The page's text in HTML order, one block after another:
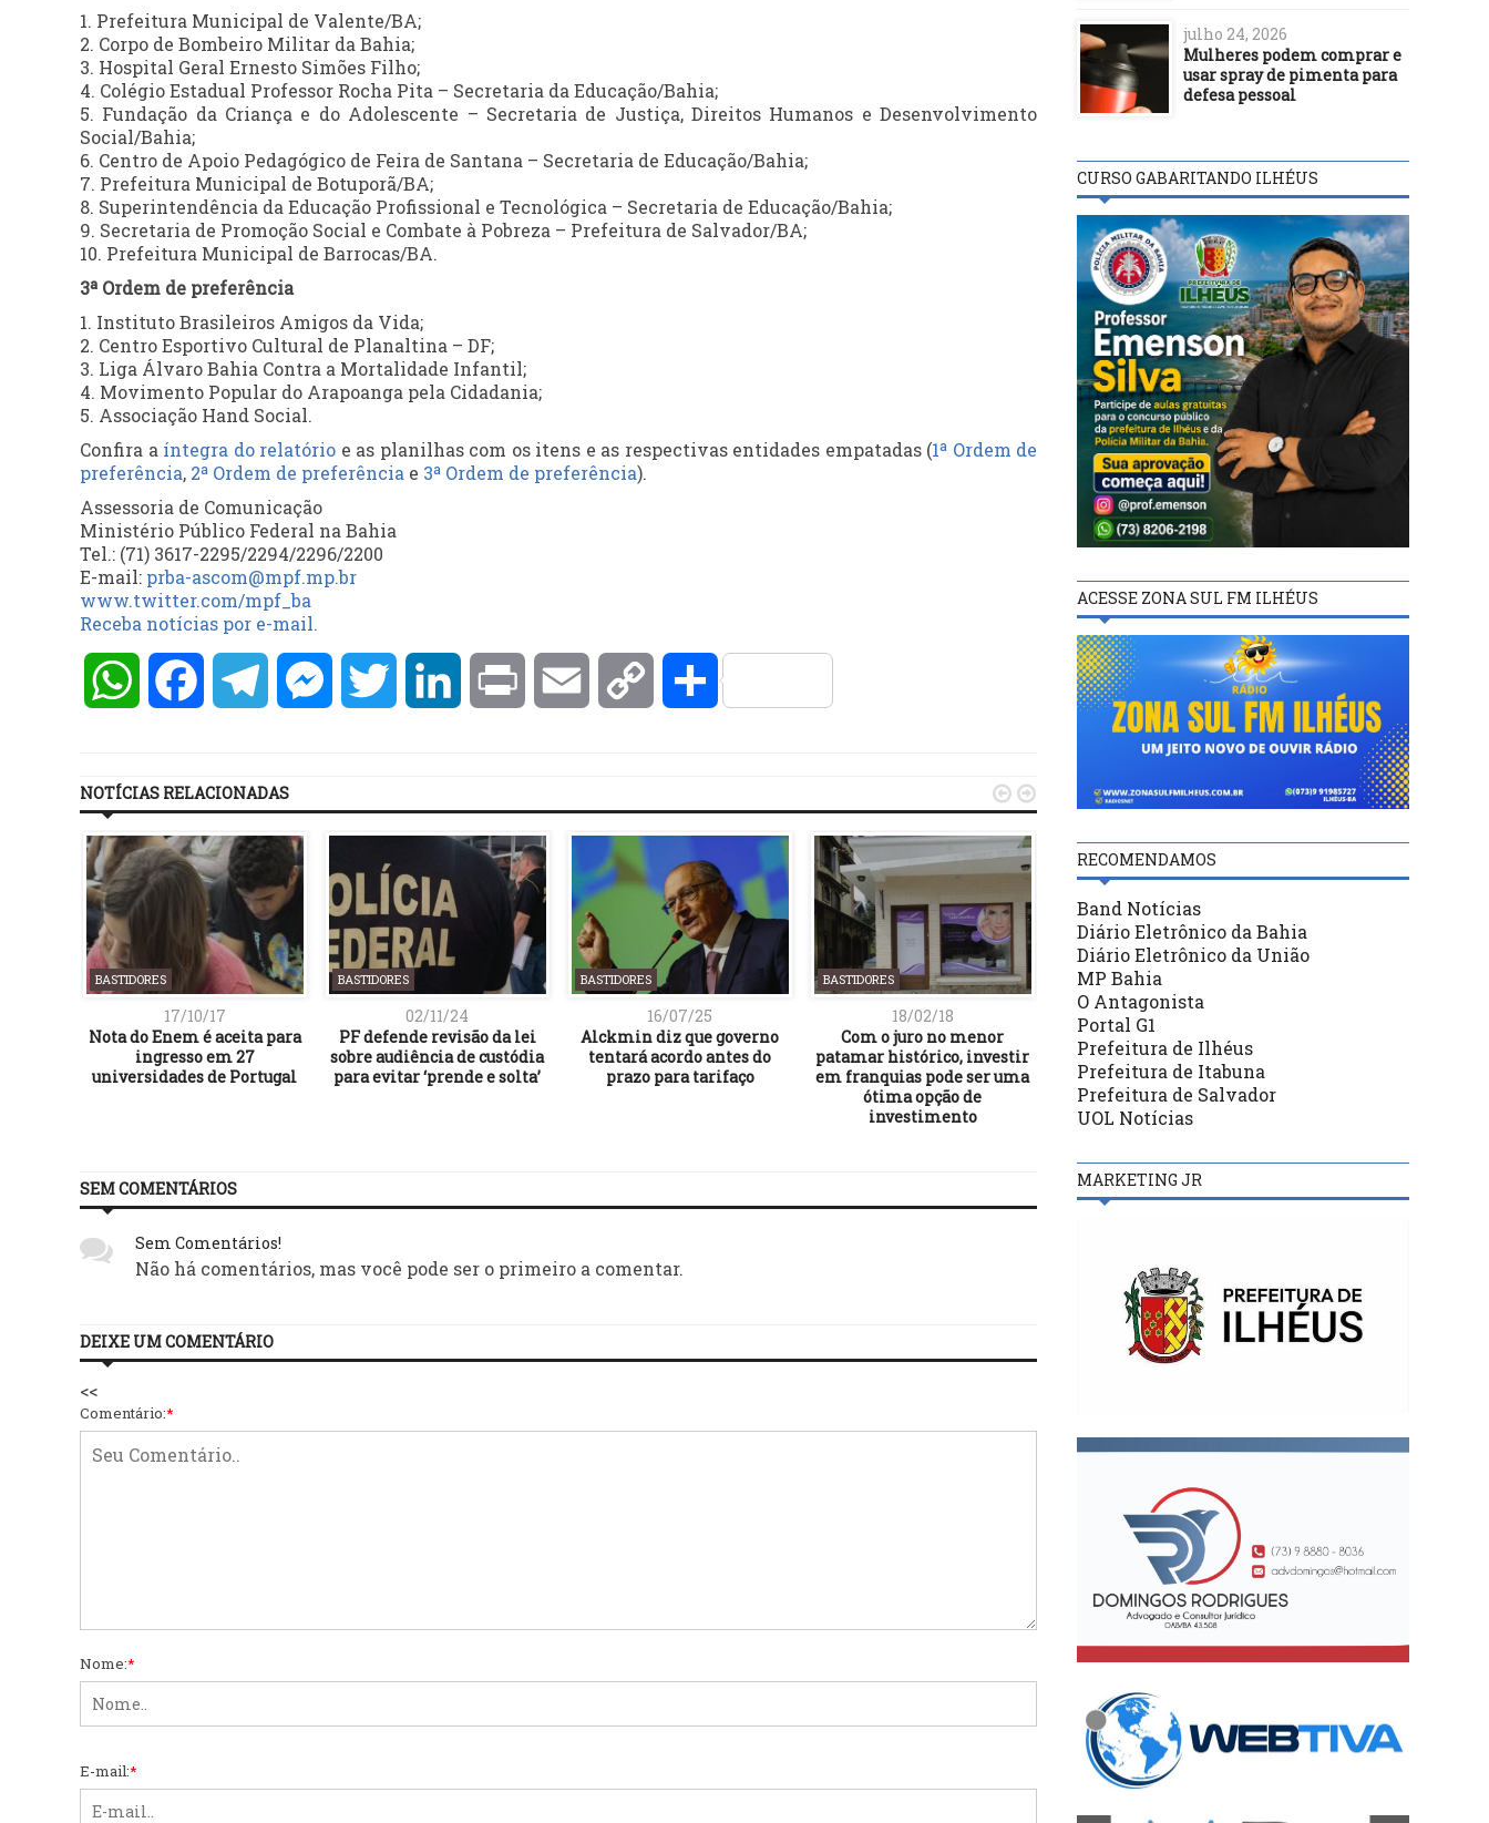
1. Prefeitura Municipal de Valente/BA;
2. Corpo de Bombeiro Militar da Bahia;
3. Hospital Geral Ernesto Simões Filho;
4. Colégio Estadual Professor Rocha Pita – Secretaria da Educação/Bahia;
5. Fundação da Criança e do Adolescente – Secretaria de Justiça, Direitos Humanos e Desenvolvimento
Social/Bahia;
6. Centro de Apoio Pedagógico de Feira de Santana – Secretaria de Educação/Bahia;
7. Prefeitura Municipal de Botuporã/BA;
8. Superintendência da Educação Profissional e Tecnológica – Secretaria de Educação/Bahia;
9. Secretaria de Promoção Social e Combate à Pobreza – Prefeitura de Salvador/BA;
10. Prefeitura Municipal de Barrocas/BA.
3ª Ordem de preferência
1. Instituto Brasileiros Amigos da Vida;
2. Centro Esportivo Cultural de Planaltina – DF;
3. Liga Álvaro Bahia Contra a Mortalidade Infantil;
4. Movimento Popular do Arapoanga pela Cidadania;
5. Associação Hand Social.
Confira a íntegra do relatório e as planilhas com os itens e as respectivas entidades empatadas (1ª Ordem de
preferência, 2ª Ordem de preferência e 3ª Ordem de preferência).
Assessoria de Comunicação
Ministério Público Federal na Bahia
Tel.: (71) 3617-2295/2294/2296/2200
E-mail: prba-ascom@mpf.mp.br
www.twitter.com/mpf_ba
Receba notícias por e-mail.
WhatsAppFacebookTelegramMessengerTwitter LinkedInPrint Email Copy Compartilhar
NOTÍCIAS RELACIONADAS
BASTIDORES
17/10/17
Nota do Enem é aceita para
ingresso em 27
universidades de Portugal
BASTIDORES
02/11/24
PF defende revisão da lei
sobre audiência de custódia
para evitar ‘prende e solta’
BASTIDORES
16/07/25
Alckmin diz que governo
tentará acordo antes do
prazo para tarifaço
BASTIDORES
18/02/18
Com o juro no menor
patamar histórico, investir
em franquias pode ser uma
ótima opção de
investimento
BASTIDORES
28/06/21
Municípios baianos
receberão R$ 52,6 milhões
em emendas para a saúde
 
SEM COMENTÁRIOS
Sem Comentários!
Não há comentários, mas você pode ser o primeiro a comentar.
DEIXE UM COMENTÁRIO
<<
Comentário:*
Nome:*
E-mail:*
julho 24, 2026
Mulheres podem comprar e
usar spray de pimenta para
defesa pessoal
CURSO GABARITANDO ILHÉUS
ACESSE ZONA SUL FM ILHÉUS
RECOMENDAMOS
Band Notícias
Diário Eletrônico da Bahia
Diário Eletrônico da União
MP Bahia
O Antagonista
Portal G1
Prefeitura de Ilhéus
Prefeitura de Itabuna
Prefeitura de Salvador
UOL Notícias
MARKETING JR